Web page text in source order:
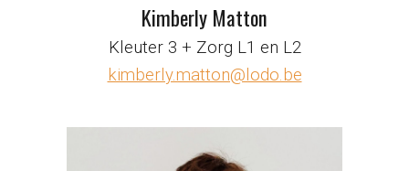
Kimberly Matton
Kleuter 3 + Zorg L1 en L2
kimberly.matton@lodo.be